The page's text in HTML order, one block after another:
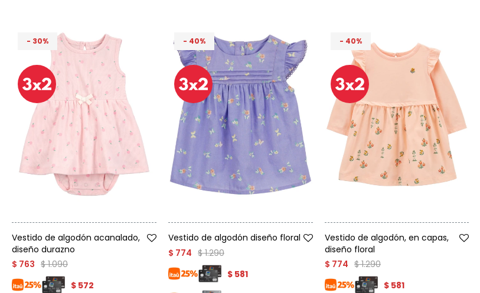
30
Vestido de algodón acanalado,
diseño durazno
$ 763 $ 1.090
$ 572
40
Vestido de algodón diseño floral
$ 774 $ 1.290
$ 581
40
Vestido de algodón, en capas,
diseño floral
$ 774 $ 1.290
$ 581